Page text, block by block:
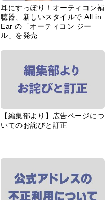
耳にすっぽり！オーティコン補
聴器、新しいスタイルで All in
Ear の「オーティコン ジー
ル」を発売
【編集部より】広告ページにつ
いてのお詫びと訂正